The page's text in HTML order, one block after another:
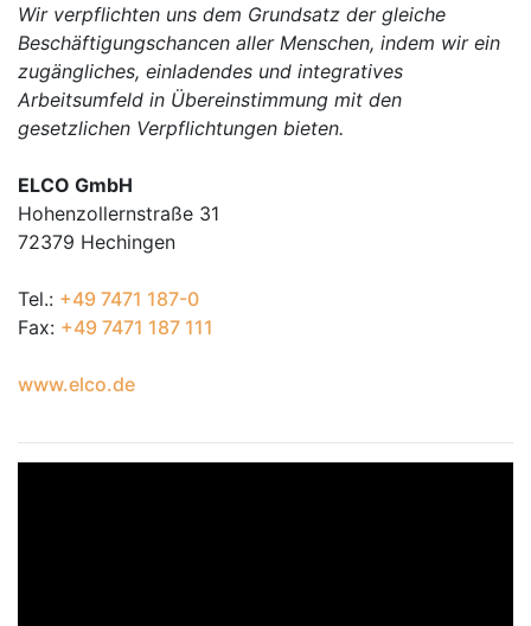
Wir verpflichten uns dem Grundsatz der gleiche
Beschäftigungschancen aller Menschen, indem wir ein
zugängliches, einladendes und integratives
Arbeitsumfeld in Übereinstimmung mit den
gesetzlichen Verpflichtungen bieten.
ELCO GmbH
Hohenzollernstraße 31
72379 Hechingen
Tel.: +49 7471 187-0
Fax: +49 7471 187 111
www.elco.de